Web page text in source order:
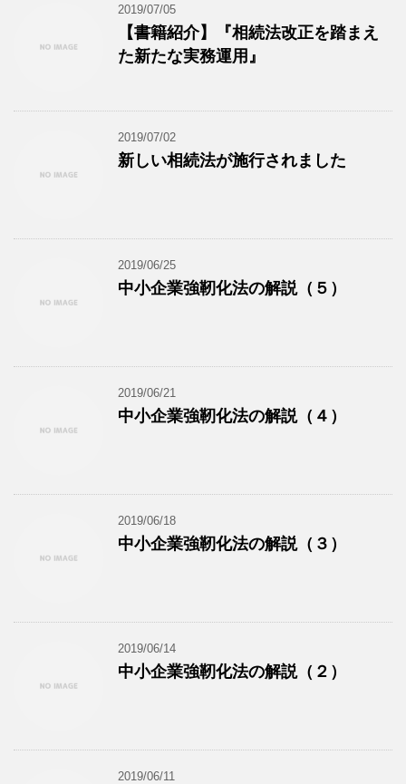
2019/07/05
【書籍紹介】『相続法改正を踏まえ
た新たな実務運用』
2019/07/02
新しい相続法が施行されました
2019/06/25
中小企業強靭化法の解説（５）
2019/06/21
中小企業強靭化法の解説（４）
2019/06/18
中小企業強靭化法の解説（３）
2019/06/14
中小企業強靭化法の解説（２）
2019/06/11